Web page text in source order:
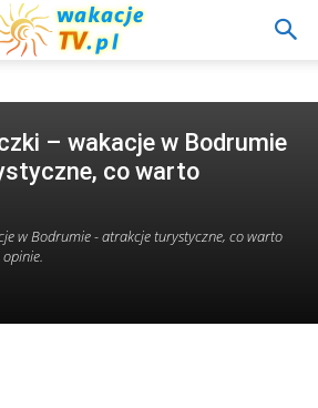
– wakacje w Bodrumie
co warto
w Bodrumie - atrakcje turystyczne, co warto